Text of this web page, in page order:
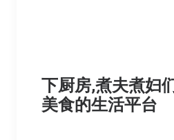
下厨房,煮夫煮妇
美食的生活平台